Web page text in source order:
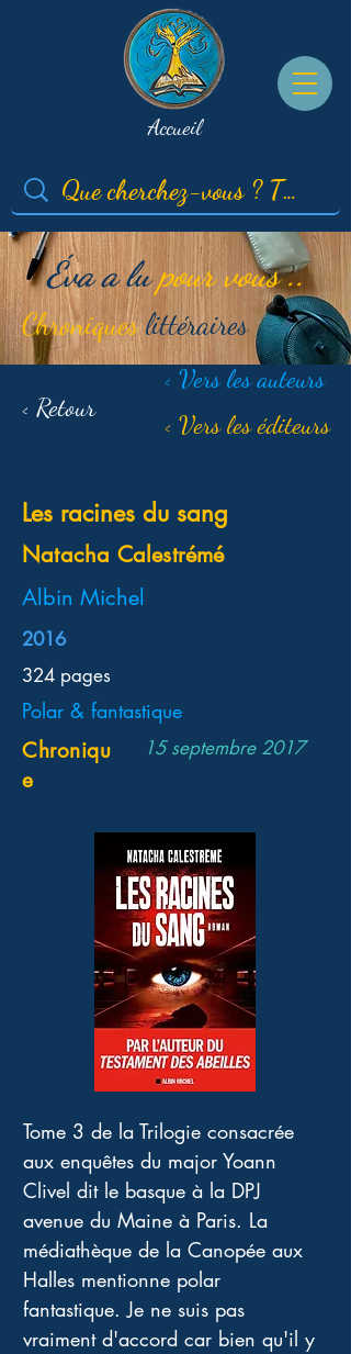
Accueil
Éva a lupour vous ..
Chroniqueslittéraires
< Retour
< Vers les auteurs
< Vers les éditeurs
Les racines du sang
Natacha Calestrémé
Albin Michel
2016
324 pages
Polar & fantastique
Chroniqu
e
15 septembre 2017
Tome 3 de la Trilogie consacrée
aux enquêtes du major Yoann
Clivel dit le basque à la DPJ
avenue du Maine à Paris. La
médiathèque de la Canopée aux
Halles mentionne polar
fantastique. Je ne suis pas
vraiment d'accord car bien qu'il y